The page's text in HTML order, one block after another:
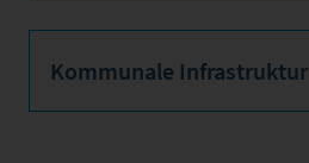
Kommunale Infrastruktur